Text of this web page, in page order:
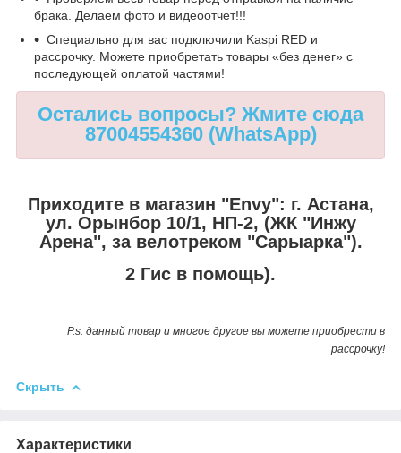
брака. Делаем фото и видеоотчет!!!
Специально для вас подключили Kaspi RED и
рассрочку. Можете приобретать товары «без денег» с
последующей оплатой частями!
Остались вопросы? Жмите сюда
87004554360 (WhatsApp)
Приходите в магазин "Envy": г. Астана,
ул. Орынбор 10/1, НП-2, (ЖК "Инжу
Арена", за велотреком "Сарыарка").
2 Гис в помощь).
P.s. данный товар и многое другое вы можете приобрести в
рассрочку!
Скрыть
Характеристики